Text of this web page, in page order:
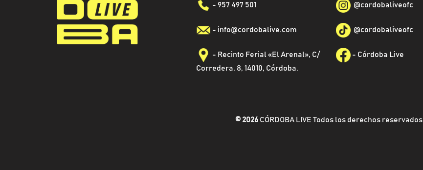
- 957 497 501
- info@cordobalive.com
- Recinto Ferial «El Arenal», C/
Corredera, 8, 14010, Córdoba.
@cordobaliveofc
@cordobaliveofc
- Córdoba Live
© 2026CÓRDOBA LIVE Todos los derechos reservados